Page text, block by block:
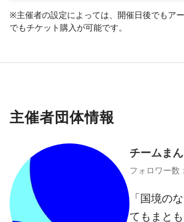
※主催者の設定によっては、開催日後でもア
でもチケット購入が可能です。
主催者団体情報
チームま
フォロワー数
「国境の
てもまと